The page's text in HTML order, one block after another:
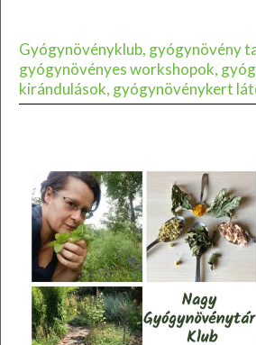
Gyógynövényklub, gyógynövény
gyógynövényes workshopok,
kirándulások, gyógynövénykert